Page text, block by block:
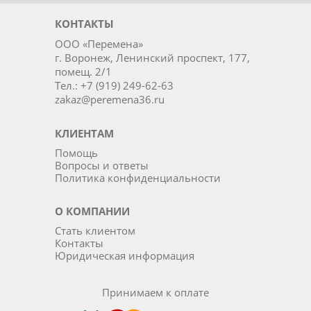
КОНТАКТЫ
ООО «Перемена»
г. Воронеж, Ленинский проспект, 177,
помещ. 2/1
Тел.: +7 (919) 249-62-63
zakaz@peremena36.ru
КЛИЕНТАМ
Помощь
Вопросы и ответы
Политика конфиденциальности
О КОМПАНИИ
Стать клиентом
Контакты
Юридическая информация
Принимаем к оплате